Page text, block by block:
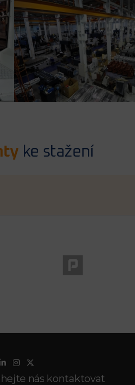
ke stažení
nás kontaktovat